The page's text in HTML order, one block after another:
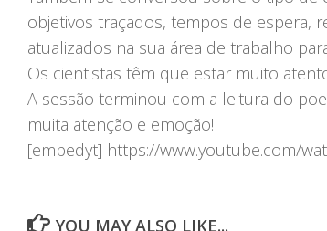
objetivos traçados, tempos de espera,
atualizados na sua área de trabalho
Os cientistas têm que estar muito
A sessão terminou com a leitura do
muita atenção e emoção!
[embedyt] https://www.youtube.com/
YOU MAY ALSO LIKE...